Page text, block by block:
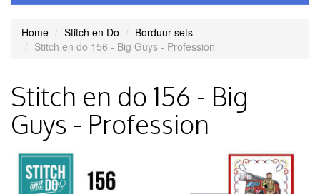
Home Stitch en Do
Borduur sets
Stitch en do 156 - Big Guys - Profession
Stitch en do 156 - Big
Guys - Profession